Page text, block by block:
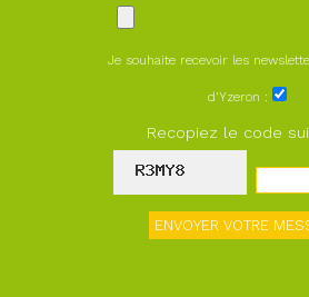
Je souhaite recevoir les
d'Yzeron :
Recopiez le code